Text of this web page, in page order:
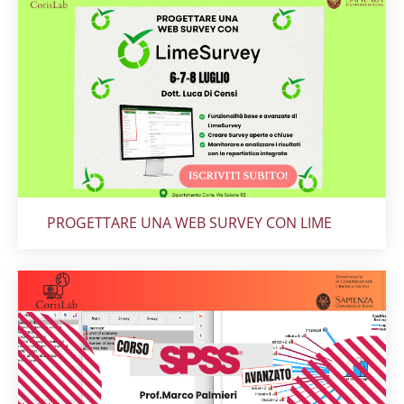
Titolo card:
PROGETTARE UNA WEB SURVEY CON LIME